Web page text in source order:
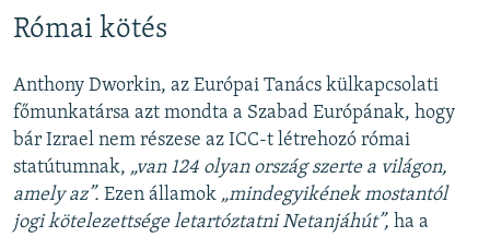
Római kötés
Anthony Dworkin, az Európai Tanács külkapcsolati
főmunkatársa azt mondta a Szabad Európának, hogy
bár Izrael nem részese az ICC-t létrehozó római
statútumnak, „van 124 olyan ország szerte a világon,
amely az”. Ezen államok „mindegyikének mostantól
jogi kötelezettsége letartóztatni Netanjáhút”, ha a